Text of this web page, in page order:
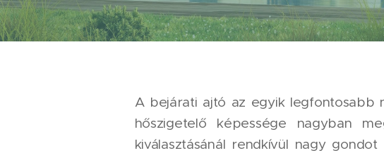
A bejárati ajtó az egyik legfontosabb
hőszigetelő képessége nagyban
kiválasztásánál rendkívül nagy